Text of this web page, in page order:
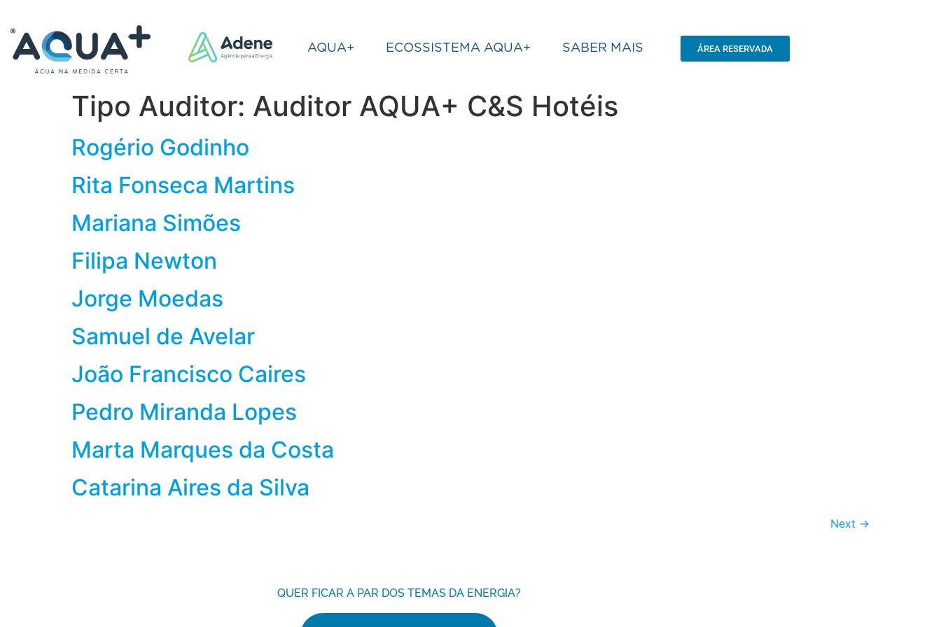
AQUA+ ECOSSISTEMA AQUA+ SABER MAIS ÁREA RESERVADA
Tipo Auditor: Auditor AQUA+ C&S Hotéis
Rogério Godinho
Rita Fonseca Martins
Mariana Simões
Filipa Newton
Jorge Moedas
Samuel de Avelar
João Francisco Caires
Pedro Miranda Lopes
Marta Marques da Costa
Catarina Aires da Silva
Next →
QUER FICAR A PAR DOS TEMAS DA ENERGIA?